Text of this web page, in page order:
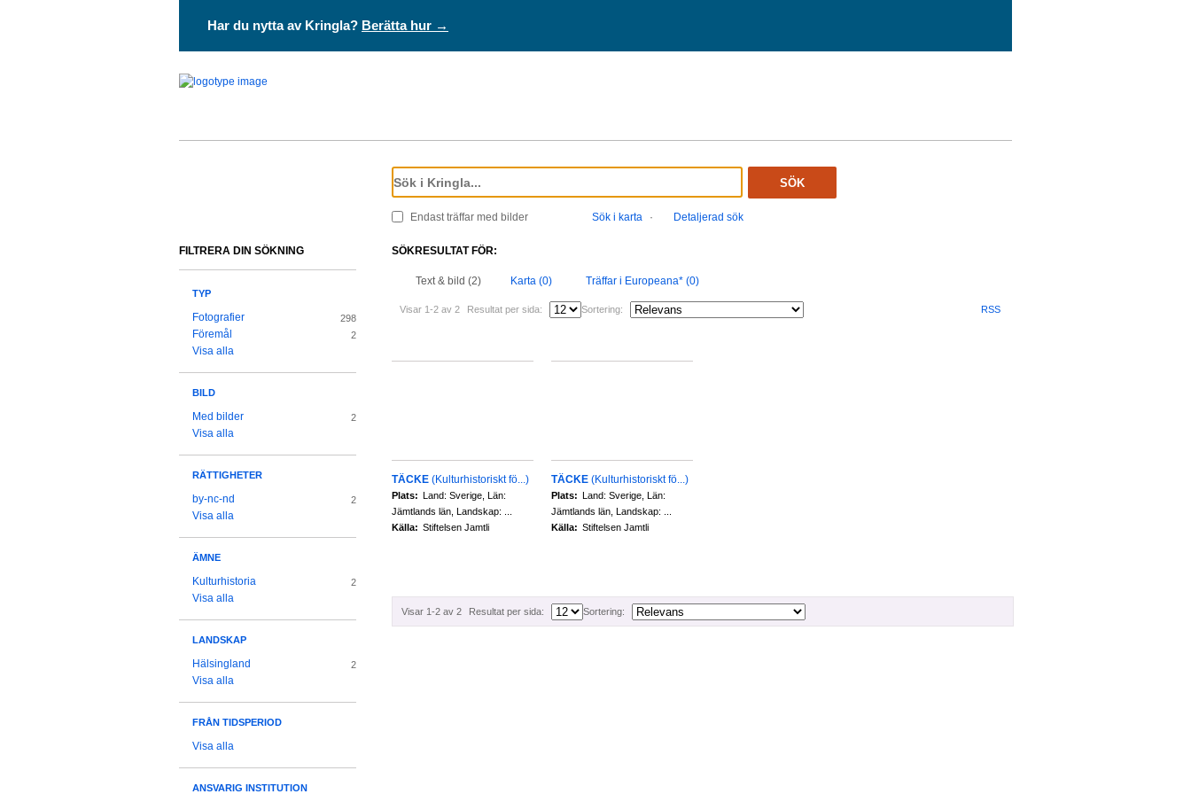
Har du nytta av Kringla? Berätta hur →
SÖK
Endast träffar med bilder Sök i karta · Detaljerad sök
SÖKRESULTAT FÖR:
Text & bild (2) Karta (0) Träffar i Europeana* (0)
Visar 1-2 av 2 Resultat per sida: Sortering: RSS
TÄCKE (Kulturhistoriskt fö...)
Plats: Land: Sverige, Län:
Jämtlands län, Landskap: ...
Källa: Stiftelsen Jamtli
TÄCKE (Kulturhistoriskt fö...)
Plats: Land: Sverige, Län:
Jämtlands län, Landskap: ...
Källa: Stiftelsen Jamtli
Visar 1-2 av 2 Resultat per sida: Sortering:
FILTRERA DIN SÖKNING
TYP
Fotografier 298
Föremål 2
Visa alla
BILD
Med bilder 2
Visa alla
RÄTTIGHETER
by-nc-nd 2
Visa alla
ÄMNE
Kulturhistoria 2
Visa alla
LANDSKAP
Hälsingland 2
Visa alla
FRÅN TIDSPERIOD
Visa alla
ANSVARIG INSTITUTION